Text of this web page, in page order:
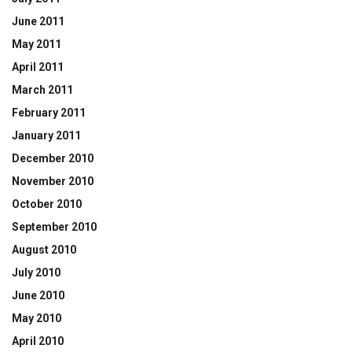
June 2011
May 2011
April 2011
March 2011
February 2011
January 2011
December 2010
November 2010
October 2010
September 2010
August 2010
July 2010
June 2010
May 2010
April 2010